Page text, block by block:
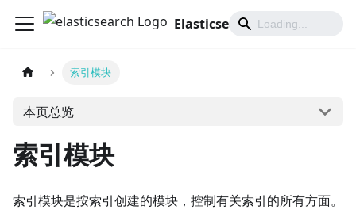
Elasticsearch 中文文档
索引模块
本页总览
索引模块
索引模块是按索引创建的模块，控制有关索引的所有方面。